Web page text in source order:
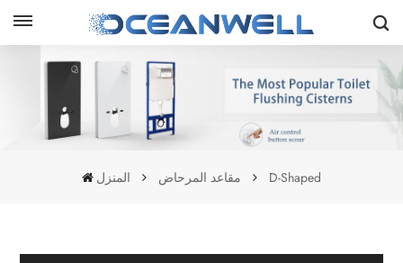
المنزل مقاعد المرحاض D-Shaped